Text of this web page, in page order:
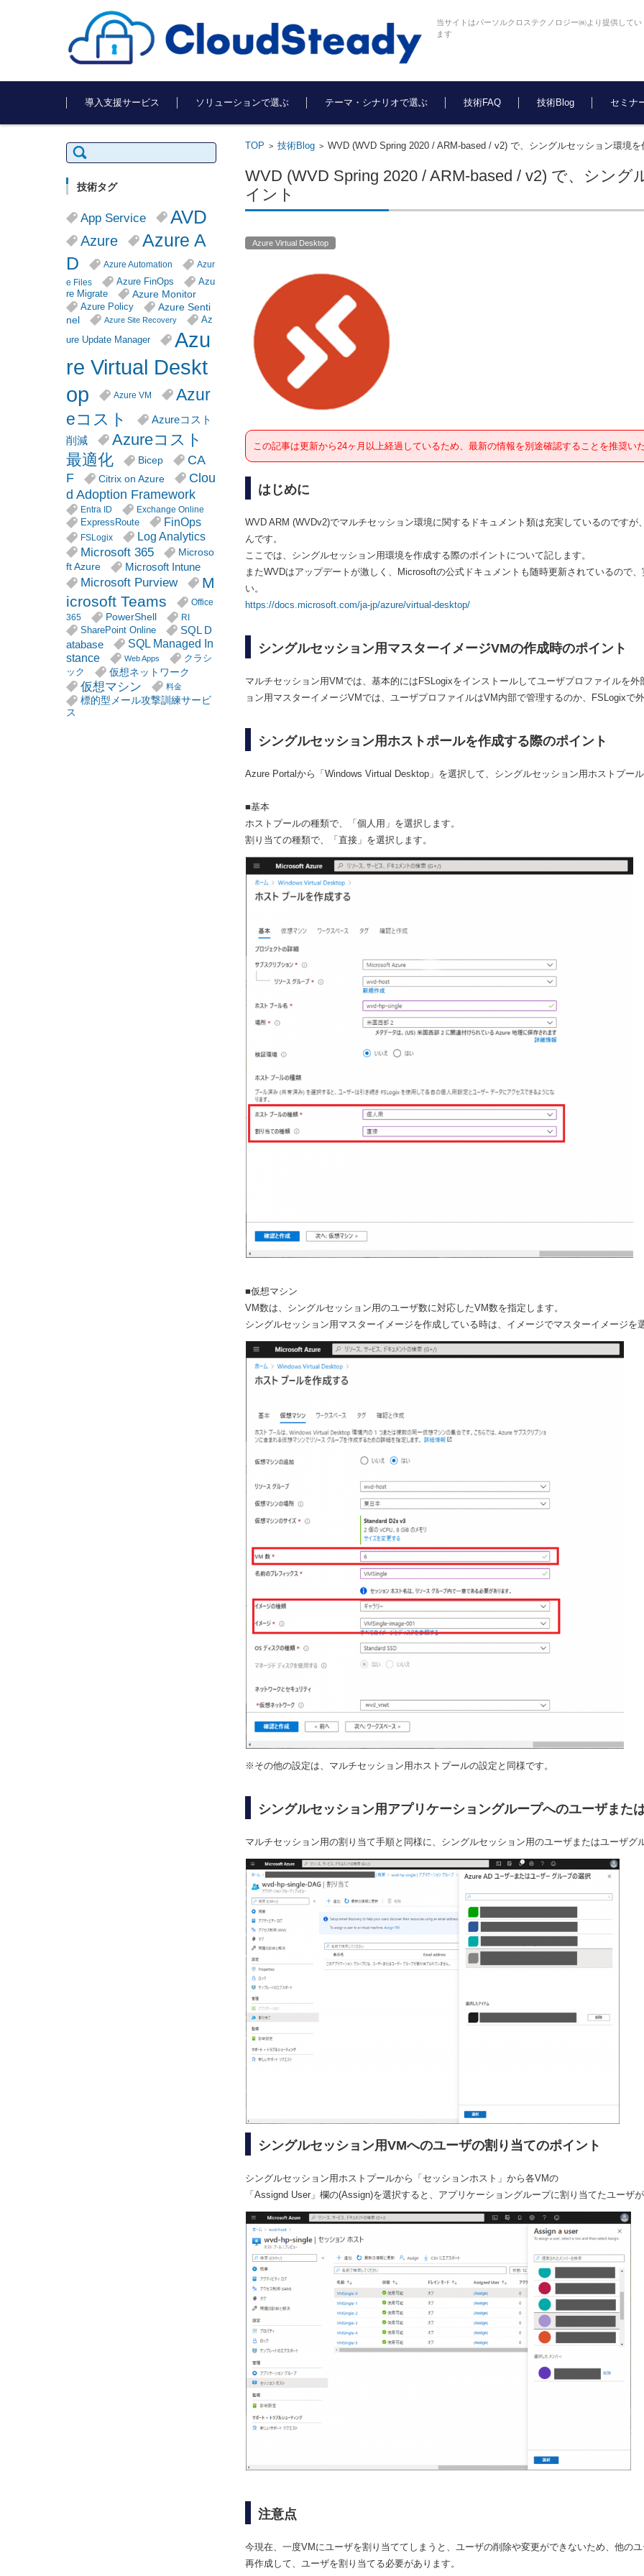
当サイトはパーソルクロステクノロジー㈱より提供してい
ます
コンテンツに移動
導入支援サービス
ソリューションで選ぶ テーマ・シナリオで選ぶ 技術FAQ 技術Blog セミナ
TOP > 技術Blog> WVD (WVD Spring 2020 / ARM-based / v2) で、シングルセッション環境を
WVD (WVD Spring 2020 / ARM-based / v2) で、シン
イント
Azure Virtual Desktop
この記事は更新から24ヶ月以上経過しているため、最新の情報を別途確認することを推奨いた
はじめに
WVD ARM (WVDv2)でマルチセッション環境に関するドキュメント類は充実しているのです
んです。
ここでは、シングルセッション用環境を作成する際のポイントについて記します。
またWVDはアップデートが激しく、Microsoftの公式ドキュメントも随時更新されているので
い。
https://docs.microsoft.com/ja-jp/azure/virtual-desktop/
シングルセッション用マスターイメージVMの作成時のポイント
マルチセッション用VMでは、基本的にはFSLogixをインストールしてユーザプロファイルを
ョン用マスターイメージVMでは、ユーザプロファイルはVM内部で管理するのか、FSLogixで
シングルセッション用ホストポールを作成する際のポイント
Azure Portalから「Windows Virtual Desktop」を選択して、シングルセッション用ホストプー
■基本
ホストプールの種類で、「個人用」を選択します。
割り当ての種類で、「直接」を選択します。
■仮想マシン
VM数は、シングルセッション用のユーザ数に対応したVM数を指定します。
シングルセッション用マスターイメージを作成している時は、イメージでマスターイメージを
※その他の設定は、マルチセッション用ホストプールの設定と同様です。
シングルセッション用アプリケーショングループへのユーザまた
マルチセッション用の割り当て手順と同様に、シングルセッション用のユーザまたはユーザグ
シングルセッション用VMへのユーザの割り当てのポイント
シングルセッション用ホストプールから「セッションホスト」から各VMの
「Assignd User」欄の(Assign)を選択すると、アプリケーショングループに割り当てたユーザ
注意点
今現在、一度VMにユーザを割り当ててしまうと、ユーザの削除や変更ができないため、他の
再作成して、ユーザを割り当てる必要があります。
検
索:
技術タグ
App Service AVD
Azure
Azure A
D
Azure Automation
Azur
e Files
Azure FinOps
Azu
re Migrate
Azure Monitor
Azure Policy
Azure Senti
nel
Azure Site Recovery
Az
ure Update Manager
Azu
re Virtual Deskt
op
Azure VM
Azur
eコスト
Azureコスト
削減
Azureコスト
最適化
Bicep
CA
F
Citrix on Azure
Clou
d Adoption Framework
Entra ID Exchange Online
ExpressRoute FinOps
FSLogix Log Analytics
Microsoft 365
Microso
ft Azure
Microsoft Intune
Microsoft Purview
M
icrosoft Teams
Office
365
PowerShell RI
SharePoint Online
SQL D
atabase
SQL Managed In
stance
Web Apps
クラシ
ック
仮想ネットワーク
仮想マシン 料金
標的型メール攻撃訓練サービ
ス